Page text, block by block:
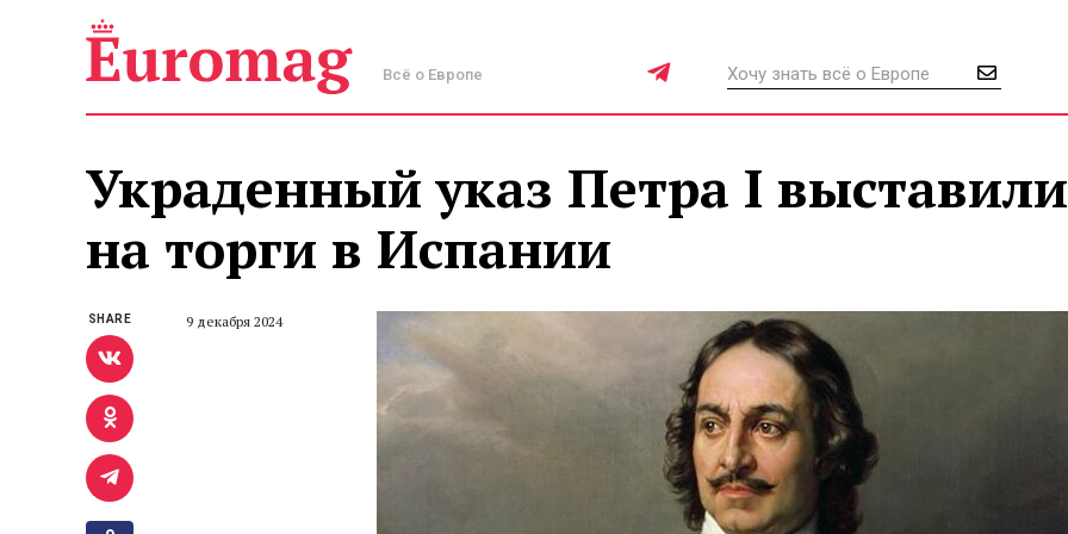
Всё о Европе
Украденный указ Петра I выставили
на торги в Испании
9 декабря 2024
SHARE